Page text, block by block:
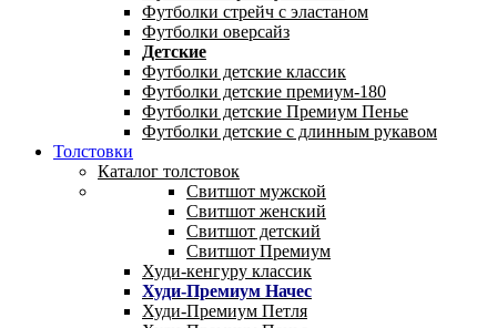
Футболки стрейч с эластаном
Футболки оверсайз
Детские
Футболки детские классик
Футболки детские премиум-180
Футболки детские Премиум Пенье
Футболки детские с длинным рукавом
Толстовки
Каталог толстовок
Свитшот мужской
Свитшот женский
Свитшот детский
Свитшот Премиум
Худи-кенгуру классик
Худи-Премиум Начес
Худи-Премиум Петля